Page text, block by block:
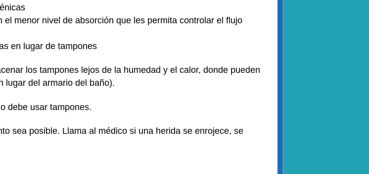
menor nivel de absorción que les permita controlar el flujo
en lugar de tampones
los tampones lejos de la humedad y el calor, donde pueden
lugar del armario del baño).
debe usar tampones.
sea posible. Llama al médico si una herida se enrojece, se